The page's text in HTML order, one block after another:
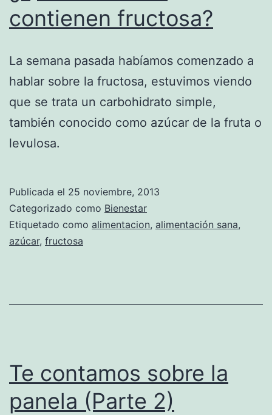
contienen fructosa?
La semana pasada habíamos comenzado a
hablar sobre la fructosa, estuvimos viendo
que se trata un carbohidrato simple,
también conocido como azúcar de la fruta o
levulosa.
Publicada el 25 noviembre, 2013
Categorizado como Bienestar
Etiquetado como alimentacion, alimentación sana,
azúcar, fructosa
Te contamos sobre la
panela (Parte 2)